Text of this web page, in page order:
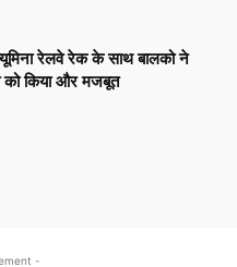
रेलवे रेक के साथ बालको ने
को किया और मजबूत
-